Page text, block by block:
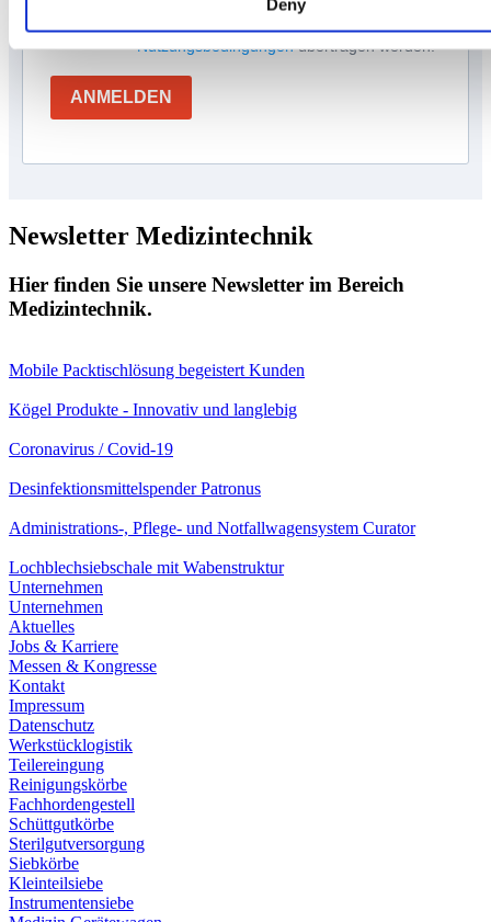
Deny
Nutzungsbedingungenübertragen werden.
ANMELDEN
Newsletter Medizintechnik
Hier finden Sie unsere Newsletter im Bereich
Medizintechnik.
Mobile Packtischlösung begeistert Kunden
Kögel Produkte - Innovativ und langlebig
Coronavirus / Covid-19
Desinfektionsmittelspender Patronus
Administrations-, Pflege- und Notfallwagensystem Curator
Lochblechsiebschale mit Wabenstruktur
Unternehmen
Unternehmen
Aktuelles
Jobs & Karriere
Messen & Kongresse
Kontakt
Impressum
Datenschutz
Werkstücklogistik
Teilereingung
Reinigungskörbe
Fachhordengestell
Schüttgutkörbe
Sterilgutversorgung
Siebkörbe
Kleinteilsiebe
Instrumentensiebe